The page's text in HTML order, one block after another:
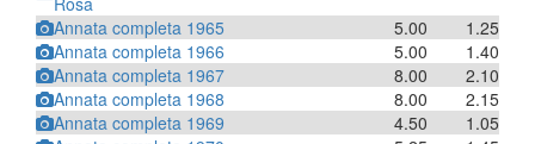
Annata completa 1965
5.00
1.25
Annata completa 1966
5.00
1.40
Annata completa 1967
8.00
2.10
Annata completa 1968
8.00
2.15
Annata completa 1969
4.50
1.05